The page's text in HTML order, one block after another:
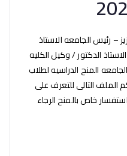
– رئيس الجامعه الاستاذ
الدكتور / وكيل الكليه
المنح الدراسيه لطلاب
اليابان لعام 2021 واليكم الملف التالى للتعرف على
خاص بالمنح الرجاء